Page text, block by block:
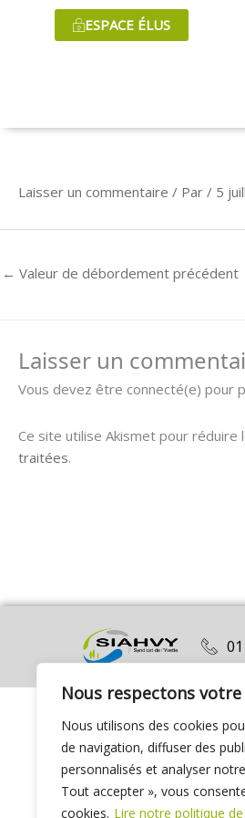
Nous respectons
Nous utilisons des cookies
de navigation, diffuser des
personnalisés et analyser
Tout accepter », vous
cookies. Lire notre politique
ESPACE ÉLUS
Laisser un commentaire / Par / 5
← Valeur de débordement précédent
Laisser un
Vous devez être connecté(e) pour
Ce site utilise Akismet pour réduire
traitées.